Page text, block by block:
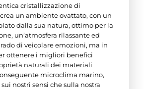
cristallizzazione di
un ambiente ovattato, con un
dalla sua natura, ottimo per la
un’atmosfera rilassante ed
di veicolare emozioni, ma in
ottenere i migliori benefici
naturali dei materiali
microclima marino,
nostri sensi che sulla nostra